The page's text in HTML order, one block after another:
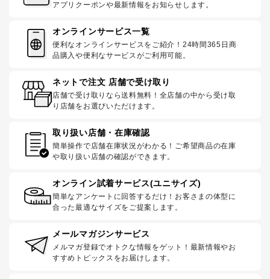
アプリクーポンや最新情報をお知らせします。
オンラインサービス一覧
便利なオンラインサービスをご紹介！24時間365日商
品購入や便利なサービスがご利用可能。
ネットで注文 店舗で受け取り
店舗で受け取りなら送料無料！全店舗の中から受け取
り店舗をお選びいただけます。
取り扱い店舗・在庫確認
簡単操作で店舗在庫状況がわかる！ご希望商品の在庫
や取り扱い店舗の確認ができます。
オンライン試着サービス(ユニサイズ)
簡単なアンケートに回答するだけ！お客さまの体型に
合った最適なサイズをご提案します。
メールマガジンサービス
メルマガ登録でオトクな情報をゲット！最新情報やお
すすめトピックスをお届けします。